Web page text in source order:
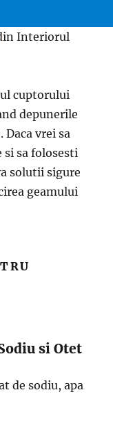
Interiorul
cuptorului
depunerile
vrei sa
si sa folosesti
solutii sigure
geamului
si Otet
de sodiu, apa